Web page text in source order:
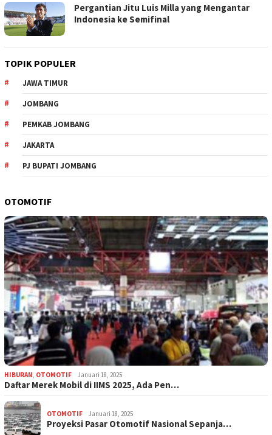
Pergantian Jitu Luis Milla yang Mengantar
Indonesia ke Semifinal
TOPIK POPULER
JAWA TIMUR
JOMBANG
PEMKAB JOMBANG
JAKARTA
PJ BUPATI JOMBANG
OTOMOTIF
HIBURAN OTOMOTIF Januari 18, 2025
Daftar Merek Mobil di IIMS 2025, Ada Pen…
OTOMOTIF Januari 18, 2025
Proyeksi Pasar Otomotif Nasional Sepanja…